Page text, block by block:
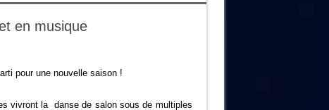
en musique
pour une nouvelle saison !
vivront la danse de salon sous de multiples